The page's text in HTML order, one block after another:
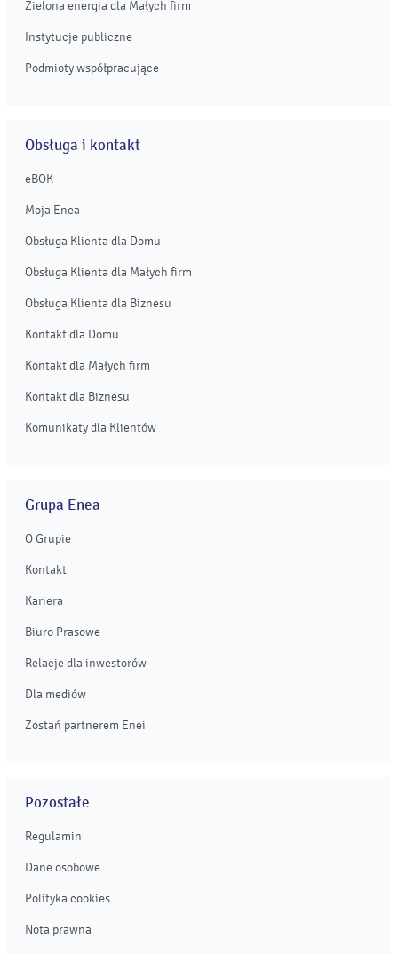
Zielona energia dla Małych firm
Instytucje publiczne
Podmioty współpracujące
Obsługa i kontakt
eBOK
Moja Enea
Obsługa Klienta dla Domu
Obsługa Klienta dla Małych firm
Obsługa Klienta dla Biznesu
Kontakt dla Domu
Kontakt dla Małych firm
Kontakt dla Biznesu
Komunikaty dla Klientów
Grupa Enea
O Grupie
Kontakt
Kariera
Biuro Prasowe
Relacje dla inwestorów
Dla mediów
Zostań partnerem Enei
Pozostałe
Regulamin
Dane osobowe
Polityka cookies
Nota prawna